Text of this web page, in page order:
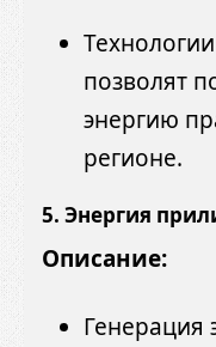
позволят
энергию
регионе.
5. Энергия
Описание:
Генерация